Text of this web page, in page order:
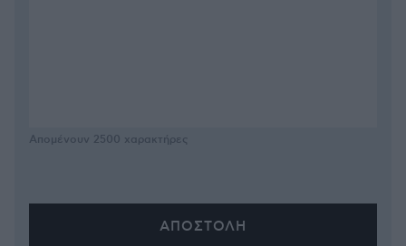
Απομένουν 2500 χαρακτήρες